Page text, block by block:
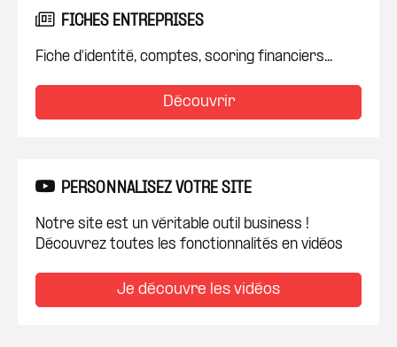
FICHES ENTREPRISES
Fiche d'identité, comptes, scoring financiers...
Découvrir
PERSONNALISEZ VOTRE SITE
Notre site est un véritable outil business !
Découvrez toutes les fonctionnalités en vidéos
Je découvre les vidéos